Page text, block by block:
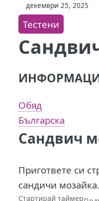
декември 25, 2025
Тестени
Обяд
Българска
Сандвич
Пригответе си
Стартирай таймер